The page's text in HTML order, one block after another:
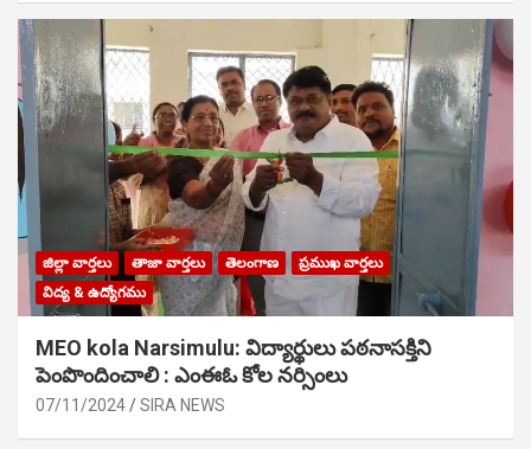
జిల్లా వార్తలు తాజా వార్తలు తెలంగాణ
ప్రముఖ వార్తలు
విద్య & ఉద్యోగము
MEO kola Narsimulu: విద్యార్థులు పఠ‌నాసక్తిని
పెంపొందించాలి : ఎంఈఓ కోల నర్సింలు
07/11/2024 SIRA NEWS